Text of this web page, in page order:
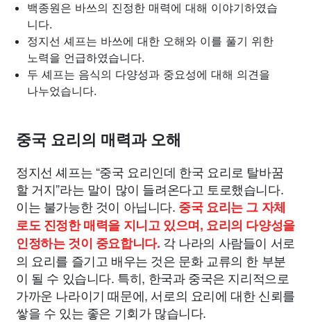
백종원은 바쓰의 진정한 매력에 대해 이야기하였습
니다.
정지선 셰프는 바쓰에 대한 오해와 이를 풀기 위한
노력을 언급하였습니다.
두 셰프는 음식의 다양성과 중요성에 대해 의견을
나누었습니다.
중국 요리의 매력과 오해
정지선 셰프는 “중국 요리인데 한국 요리로 탈바꿈
할 거지”라는 말이 많이 들려온다고 토로했습니다.
이는 불가능한 것이 아닙니다. 중국 요리는 그 자체
로도 진정한 매력을 지니고 있으며, 요리의 다양성을
인정하는 것이 중요합니다. 각 나라의 사람들이 서로
의 요리를 즐기고 배우는 것은 문화 교류의 한 부분
이 될 수 있습니다. 특히, 한국과 중국은 지리적으로
가까운 나라이기 때문에, 서로의 요리에 대한 신뢰를
쌓을 수 있는 좋은 기회가 많습니다.